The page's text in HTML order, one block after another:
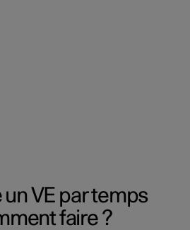
VE par temps
faire ?